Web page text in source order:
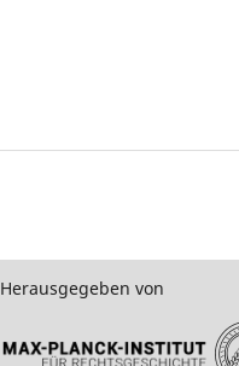
Herausgegeben von